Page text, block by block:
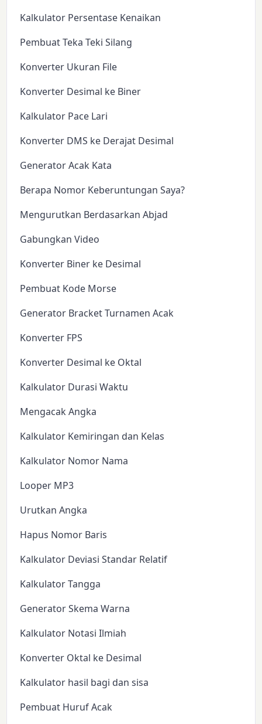
Kalkulator Persentase Kenaikan
Pembuat Teka Teki Silang
Konverter Ukuran File
Konverter Desimal ke Biner
Kalkulator Pace Lari
Konverter DMS ke Derajat Desimal
Generator Acak Kata
Berapa Nomor Keberuntungan Saya?
Mengurutkan Berdasarkan Abjad
Gabungkan Video
Konverter Biner ke Desimal
Pembuat Kode Morse
Generator Bracket Turnamen Acak
Konverter FPS
Konverter Desimal ke Oktal
Kalkulator Durasi Waktu
Mengacak Angka
Kalkulator Kemiringan dan Kelas
Kalkulator Nomor Nama
Looper MP3
Urutkan Angka
Hapus Nomor Baris
Kalkulator Deviasi Standar Relatif
Kalkulator Tangga
Generator Skema Warna
Kalkulator Notasi Ilmiah
Konverter Oktal ke Desimal
Kalkulator hasil bagi dan sisa
Pembuat Huruf Acak